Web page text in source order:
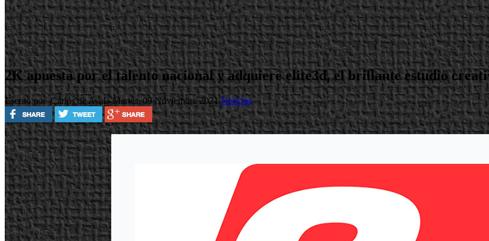
2K apuesta por el talento nacional y adquiere elite3d, el brillante estudio
Escrito por Carlos de AyalaMartes, 09 Noviembre 2021Noticias